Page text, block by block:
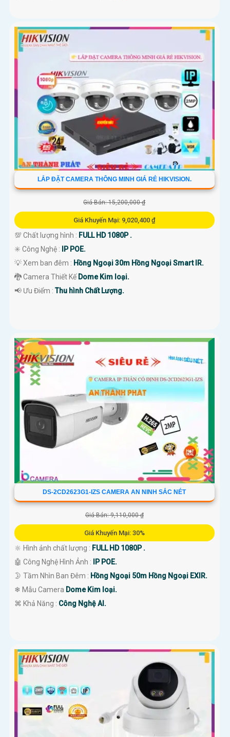
LẮP ĐẶT CAMERA THÔNG MINH GIÁ RẺ HIKVISION.
Giá Bán: 15,200,000 ₫
Giá Khuyến Mại: 9,020,400 ₫
💯 Chất lượng hình : FULL HD 1080P .
✳️ Công Nghệ :
IP POE.
💡 Xem ban đêm : Hồng Ngoại 30m Hồng Ngoại Smart IR.
🐉️ Camera Thiết Kế Dome Kim loại.
️📢 Ưu Điểm :Thu hình Chất Lượng.
DS-2CD2623G1-IZS CAMERA AN NINH SẮC NÉT
Giá Bán: 9,110,000 ₫
Giá Khuyến Mại: 30%
🔆 Hình ảnh chất lượng : FULL HD 1080P .
🤖️ Công Nghệ Hình Ảnh :
IP POE.
🌛 Tầm Nhìn Ban Đêm : Hồng Ngoại 50m Hồng Ngoại EXIR.
❄ Mẫu Camera Dome Kim loại.
️⌘ Khả Năng : Công Nghệ AI.